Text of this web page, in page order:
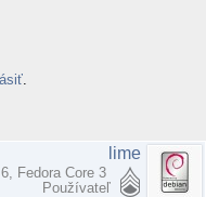
lime
Fedora Core 3
Používateľ